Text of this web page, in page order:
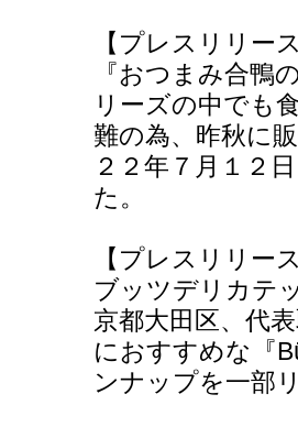
【プレスリリー
『おつまみ合鴨
リーズの中でも
難の為、昨秋に
２２年７月１２
た。
【プレスリリー
ブッツデリカテ
京都大田区、代
におすすめな『
ンナップを一部